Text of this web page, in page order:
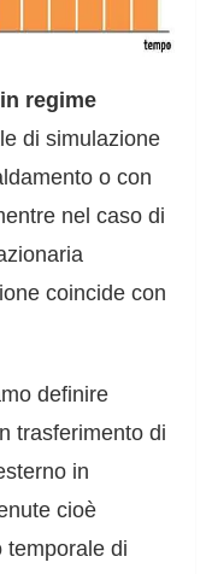
regime
di simulazione
o con
nel caso di
coincide con
definire
trasferimento di
in
cioè
temporale di